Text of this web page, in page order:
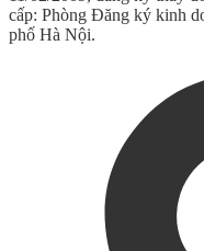
cấp: Phòng Đăng ký kinh
phố Hà Nội.